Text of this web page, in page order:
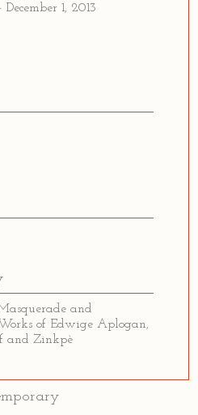
1, 2013
and
of Edwige Aplogan,
and Zinkpè